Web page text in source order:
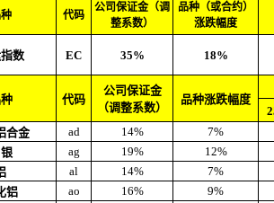
代码
公司保证金（调
整系数）
品种（或合约）
涨跌幅度
数 EC 35% 18%
代码
公司保证金
（调整系数）
品种涨跌幅度
合金 ad 14%
7%
ag 19%
12%
al 14%
7%
铝
ao 16%
9%